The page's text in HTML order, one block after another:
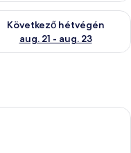
ellenőrzése: aug. 14 -
Következő hétvégén
aug. 21 - aug. 23
hétvégi
két ággyal, fa falakkal,